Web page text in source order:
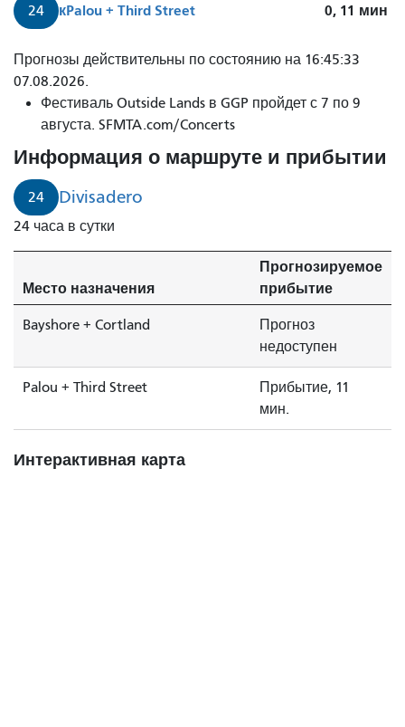
24 кPalou + Third Street 0, 11 мин
Скоро
появится
участок
дороги
Дивисадеро
до
Палоу
и
Третьей
расположенный
по
24.
Прогнозы действительны по состоянию на 16:45:33
07.08.2026.
Фестиваль Outside Lands в GGP пройдет с 7 по 9
августа. SFMTA.com/Concerts
Информация о маршруте и прибытии
24 Divisadero
24 часа в сутки
Место назначения
Прогнозируемое
прибытие
Bayshore + Cortland
Прогноз
недоступен
Palou + Third Street
Прибытие, 11
мин.
Интерактивная карта